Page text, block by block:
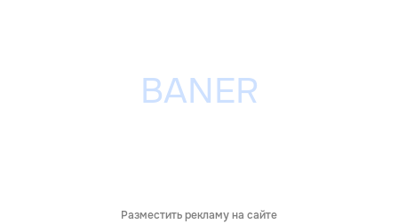
Разместить рекламу на сайте